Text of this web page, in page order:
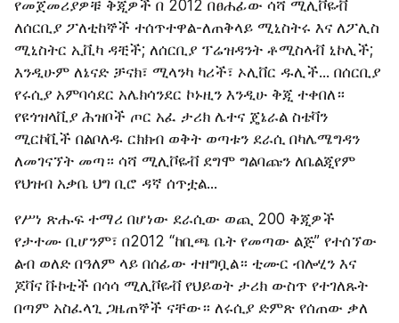
የመጀመሪያዎቹ ቅጂዎች በ 2012 በፀሐፊው ሳሻ ሚሊቮዬቭ
ለሰርቢያ ፖለቲከኞች ተሰጥተዋል-ለጠቅላይ ሚኒስትሩ እና ለፖሊስ
ሚኒስትር ኢቪካ ዳቺች; ለሰርቢያ ፕሬዝዳንት ቶሚስላቭ ኒኮሊች;
እንዲሁም ለኔናድ ቻናክ፣ ሚላንካ ካሪች፣ ኦሊቨር ዱሊች... በሰርቢያ
የሩሲያ አምባሳደር አሌክሳንደር ኮኑዚን እንዲሁ ቅጂ ተቀበለ።
የዩጎዝላቪያ ሕዝቦች ጦር አፈ ታሪክ ሌተና ጄኔራል ስቴቫን
ሚርኮቪች በልቦለዱ ርክክብ ወቅት ወጣቱን ደራሲ በካሌሜግዳን
ለመገናኘት መጣ። ሳሻ ሚሊቮዬቭ ደግሞ ግልባጩን ለቤልጂየም
የህዝብ አቃቤ ህግ ቢሮ ዳኛ ሰጥቷል...
የሥነ ጽሑፍ ተማሪ በሆነው ደራሲው ወጪ 200 ቅጂዎች
የታተሙ ቢሆንም፣ በ2012 “ከቢጫ ቤት የመጣው ልጅ” የተሰኘው
ልብ ወለድ በዓለም ላይ በሰፊው ተዘግቧል። ቲሙር ብሎሂን እና
ጆቫና ቩኮቲች በሳሳ ሚሊቮዬቭ የህይወት ታሪክ ውስጥ የተገለጹት
በጣም አስፈላጊ ጋዜጠኞች ናቸው። ለሩሲያ ድምጽ የሰጠው ቃለ